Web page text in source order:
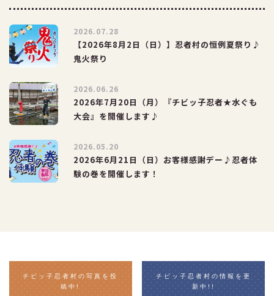
2026.07.28
【2026年8月2日（日）】忍者村の恒例夏祭り♪
鬼火祭り
2026.06.26
2026年7月20日（月）『チビッ子忍者★水ぐも
大会』を開催します♪
2026.05.20
2026年6月21日（日）お客様感謝デー♪忍者体
験の巻を開催します！
チビッ子忍者村の写真を投
稿中!
チビッ子忍者村の情報を更
新中!!